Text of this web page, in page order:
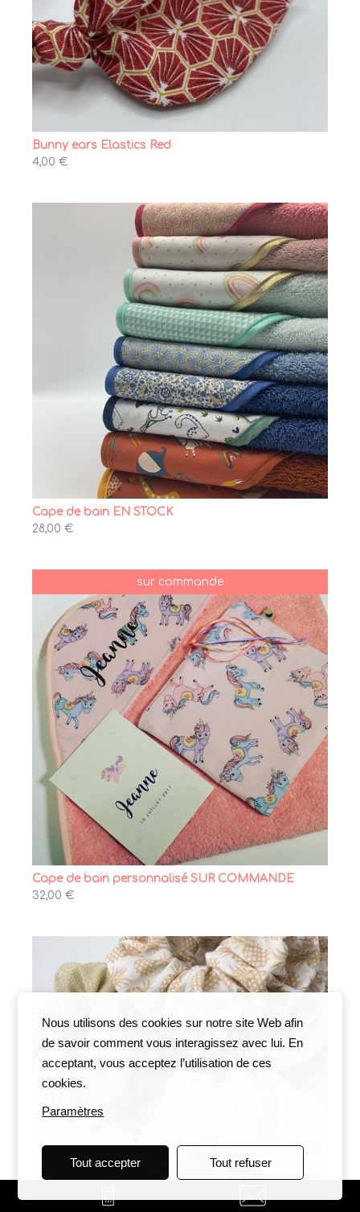
Bunny ears Elastics Red
4,00 €
Cape de bain EN STOCK
28,00 €
sur commande
Cape de bain personnalisé SUR COMMANDE
32,00 €
Nous utilisons des cookies sur notre site Web afin
de savoir comment vous interagissez avec lui. En
acceptant, vous acceptez l’utilisation de ces
cookies.
Paramètres
Tout accepter Tout refuser